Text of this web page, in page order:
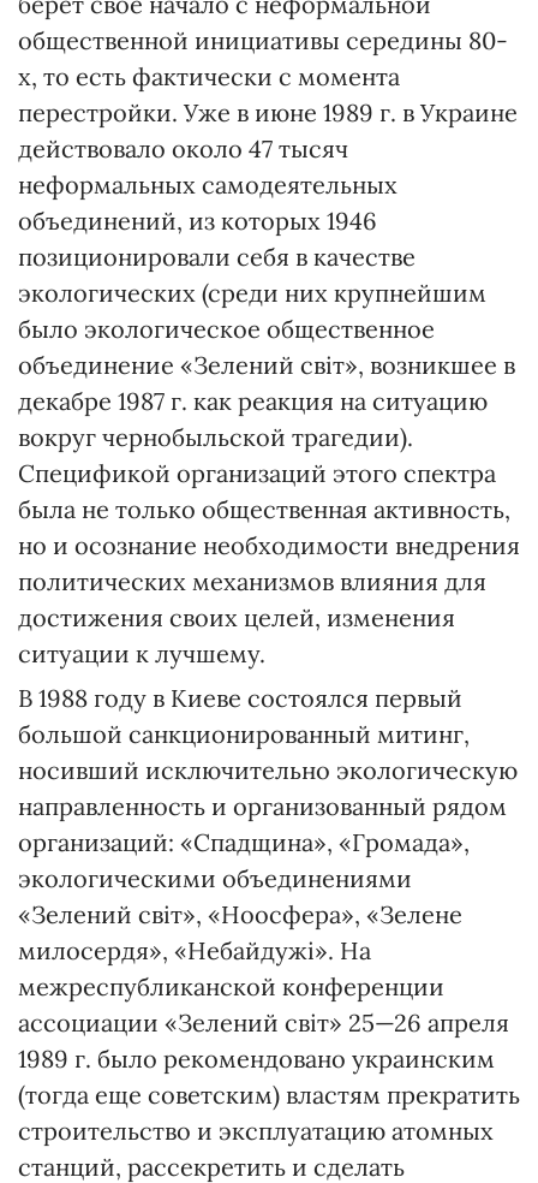
общественной инициативы середины 80-
х, то есть фактически с момента
перестройки. Уже в июне 1989 г. в Украине
действовало около 47 тысяч
неформальных самодеятельных
объединений, из которых 1946
позиционировали себя в качестве
экологических (среди них крупнейшим
было экологическое общественное
объединение «Зелений світ», возникшее в
декабре 1987 г. как реакция на ситуацию
вокруг чернобыльской трагедии).
Спецификой организаций этого спектра
была не только общественная активность,
но и осознание необходимости внедрения
политических механизмов влияния для
достижения своих целей, изменения
ситуации к лучшему.
В 1988 году в Киеве состоялся первый
большой санкционированный митинг,
носивший исключительно экологическую
направленность и организованный рядом
организаций: «Спадщина», «Громада»,
экологическими объединениями
«Зелений світ», «Ноосфера», «Зелене
милосердя», «Небайдужі». На
межреспубликанской конференции
ассоциации «Зелений світ» 25—26 апреля
1989 г. было рекомендовано украинским
(тогда еще советским) властям прекратить
строительство и эксплуатацию атомных
станций, рассекретить и сделать